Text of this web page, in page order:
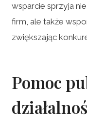
wsparcie sprzyja
firm, ale także
zwiększając
Pomoc